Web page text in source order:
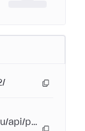
api/pay-